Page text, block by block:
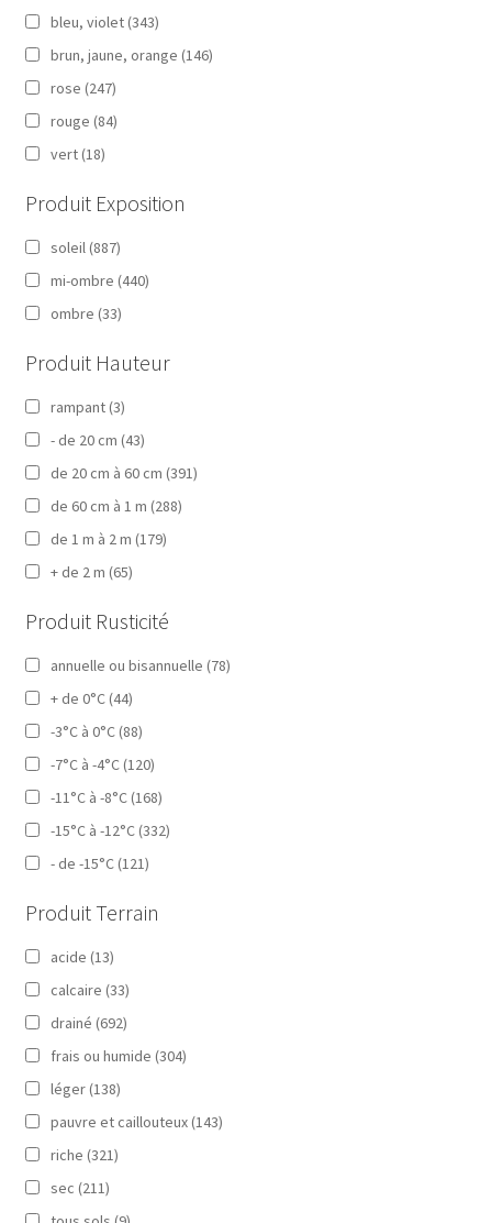
bleu, violet (343)
brun, jaune, orange (146)
rose (247)
rouge (84)
vert (18)
Produit Exposition
soleil (887)
mi-ombre (440)
ombre (33)
Produit Hauteur
rampant (3)
- de 20 cm (43)
de 20 cm à 60 cm (391)
de 60 cm à 1 m (288)
de 1 m à 2 m (179)
+ de 2 m (65)
Produit Rusticité
annuelle ou bisannuelle (78)
+ de 0°C (44)
-3°C à 0°C (88)
-7°C à -4°C (120)
-11°C à -8°C (168)
-15°C à -12°C (332)
- de -15°C (121)
Produit Terrain
acide (13)
calcaire (33)
drainé (692)
frais ou humide (304)
léger (138)
pauvre et caillouteux (143)
riche (321)
sec (211)